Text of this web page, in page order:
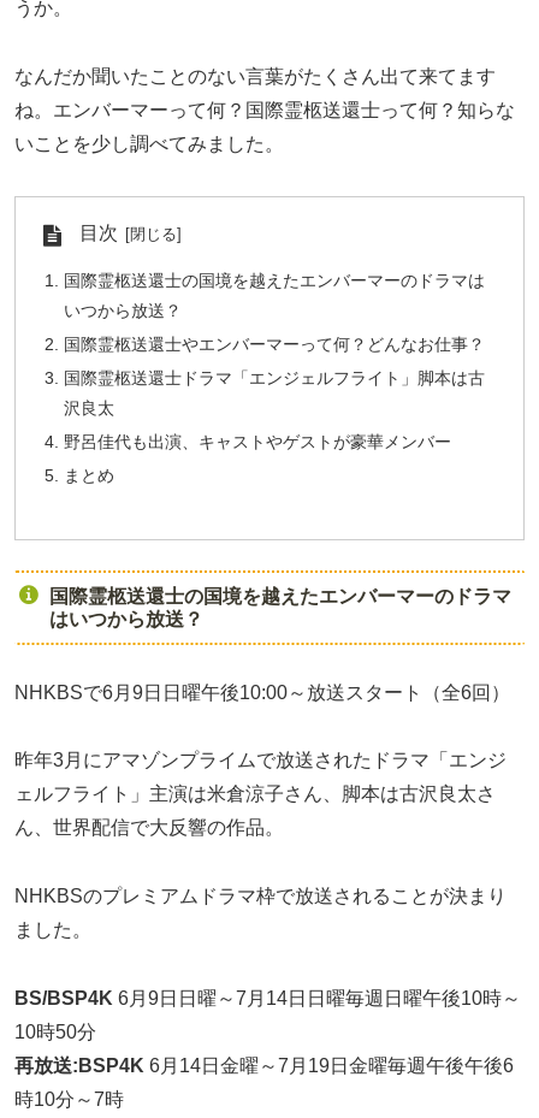
うか。
なんだか聞いたことのない言葉がたくさん出て来てます
ね。エンバーマーって何？国際霊柩送還士って何？知らな
いことを少し調べてみました。
目次
国際霊柩送還士の国境を越えたエンバーマーのドラマは
いつから放送？
国際霊柩送還士やエンバーマーって何？どんなお仕事？
国際霊柩送還士ドラマ「エンジェルフライト」脚本は古
沢良太
野呂佳代も出演、キャストやゲストが豪華メンバー
まとめ
国際霊柩送還士の国境を越えたエンバーマーのドラマ
はいつから放送？
NHKBSで6月9日日曜午後10:00～放送スタート（全6回）
昨年3月にアマゾンプライムで放送されたドラマ「エンジ
ェルフライト」主演は米倉涼子さん、脚本は古沢良太さ
ん、世界配信で大反響の作品。
NHKBSのプレミアムドラマ枠で放送されることが決まり
ました。
BS/BSP4K 6月9日日曜～7月14日日曜毎週日曜午後10時～
10時50分
再放送: BSP4K 6月14日金曜～7月19日金曜毎週午後午後6
時10分～7時